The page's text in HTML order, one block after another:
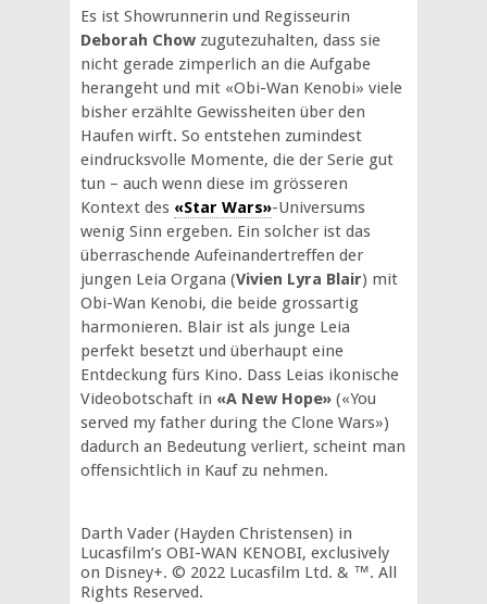
Es ist Showrunnerin und Regisseurin
Deborah Chow zugutezuhalten, dass sie
nicht gerade zimperlich an die Aufgabe
herangeht und mit «Obi-Wan Kenobi» viele
bisher erzählte Gewissheiten über den
Haufen wirft. So entstehen zumindest
eindrucksvolle Momente, die der Serie gut
tun – auch wenn diese im grösseren
Kontext des «Star Wars»-Universums
wenig Sinn ergeben. Ein solcher ist das
überraschende Aufeinandertreffen der
jungen Leia Organa (Vivien Lyra Blair) mit
Obi-Wan Kenobi, die beide grossartig
harmonieren. Blair ist als junge Leia
perfekt besetzt und überhaupt eine
Entdeckung fürs Kino. Dass Leias ikonische
Videobotschaft in «A New Hope» («You
served my father during the Clone Wars»)
dadurch an Bedeutung verliert, scheint man
offensichtlich in Kauf zu nehmen.
Darth Vader (Hayden Christensen) in
Lucasfilm’s OBI-WAN KENOBI, exclusively
on Disney+. © 2022 Lucasfilm Ltd. & ™. All
Rights Reserved.